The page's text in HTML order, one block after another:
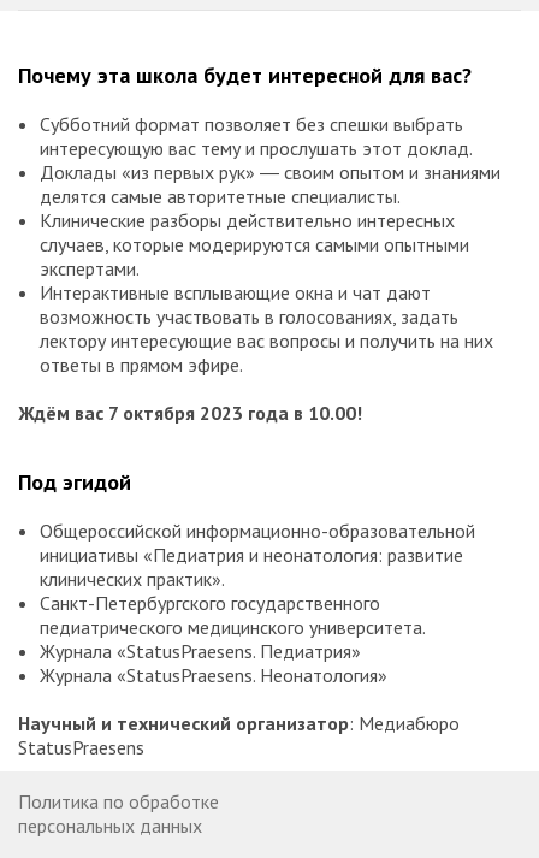
Почему эта школа будет интересной для вас?
Субботний формат позволяет без спешки выбрать
интересующую вас тему и прослушать этот доклад.
Доклады «из первых рук» ― своим опытом и знаниями
делятся самые авторитетные специалисты.
Клинические разборы действительно интересных
случаев, которые модерируются самыми опытными
экспертами.
Интерактивные всплывающие окна и чат дают
возможность участвовать в голосованиях, задать
лектору интересующие вас вопросы и получить на них
ответы в прямом эфире.
Ждём вас 7 октября 2023 года в 10.00!
Под эгидой
Общероссийской информационно-образовательной
инициативы «Педиатрия и неонатология: развитие
клинических практик».
Санкт-Петербургского государственного
педиатрического медицинского университета.
Журнала «StatusPraesens. Педиатрия»
Журнала «StatusPraesens. Неонатология»
Научный и технический организатор: Медиабюро
StatusPraesens
Политика по обработке
персональных данных